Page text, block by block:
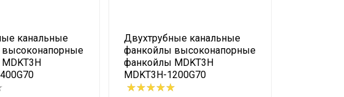
канальные
Двухтрубные канальные
фанкойлы высоконапорные
фанкойлы MDKT3H
MDKT3H-1200G70